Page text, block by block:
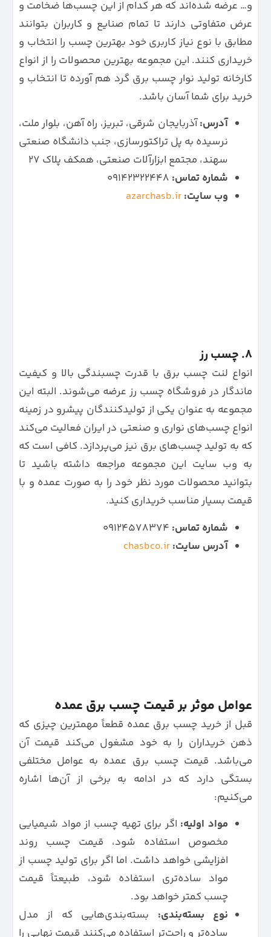
و… عرضه شده‌اند که هر کدام از این چسب‌ها ضخامت و
عرض متفاوتی دارند تا تمام صنایع و کاربران بتوانند
مطابق با نوع نیاز کاربری خود بهترین چسب را انتخاب و
خریداری کنند. این مجموعه بهترین محصولات را از انواع
کارخانه تولید نوار چسب برق گرد هم آورده تا انتخاب و
خرید برای شما آسان باشد.
آدرس:آذربایجان شرقی، تبریز، راه آهن، بلوار ملت،
نرسیده به پل تراکتورسازی، جنب دانشگاه صنعتی
سهند، مجتمع ابزارآلات صنعتی، همکف پلاک ۲۷
شماره تماس:
وب سایت:azarchasb.ir
8. چسب رز
انواع لنت چسب برق با قدرت چسبندگی بالا و کیفیت
ماندگار در فروشگاه چسب رز عرضه می‌شوند. البته این
مجموعه به عنوان یکی از تولیدکنندگان پیشرو در زمینه
انواع چسب‌های نواری و صنعتی در ایران فعالیت می‌کند
که به تولید چسب‌های برق نیز می‌پردازد. کافی است که
به وب سایت این مجموعه مراجعه داشته باشید تا
بتوانید محصولات مورد نظر خود را به صورت عمده و با
قیمت بسیار مناسب خریداری کنید.
شماره تماس:
آدرس سایت:chasbco.ir
عوامل موثر بر قیمت چسب برق عمده
قبل از خرید چسب برق عمده قطعاً مهمترین چیزی که
ذهن خریداران را به خود مشغول می‌کند قیمت آن
می‌باشد. قیمت چسب برق عمده به عوامل مختلفی
بستگی دارد که در ادامه به برخی از آن‌ها اشاره
می‌کنیم:
مواد اولیه: اگر برای تهیه چسب از مواد شیمیایی
مخصوص استفاده شود، قیمت چسب روند
افزایشی خواهد داشت. اما اگر برای تولید چسب از
مواد ساده‌تری استفاده شود، طبیعتاً قیمت
چسب کمتر خواهد بود.
نوع بسته‌بندی: بسته‌بندی‌هایی که از مدل
ساده‌تر و راحت‌تر استفاده می‌کنند قیمت نهایی را